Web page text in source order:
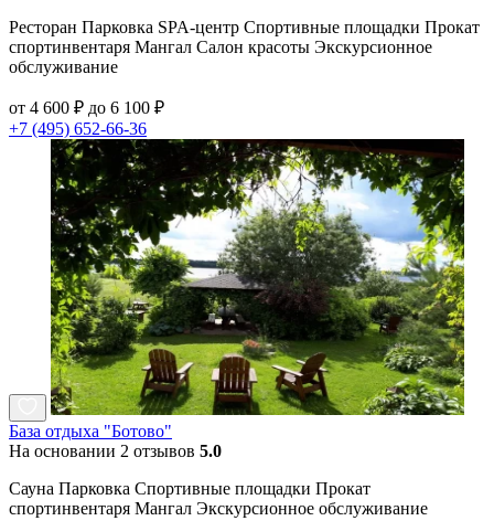
Ресторан Парковка SPA-центр Спортивные площадки Прокат
спортинвентаря Мангал Салон красоты Экскурсионное
обслуживание
от 4 600 ₽ до 6 100 ₽
+7 (495) 652-66-36
База отдыха "Ботово"
На основании 2 отзывов 5.0
Сауна Парковка Спортивные площадки Прокат
спортинвентаря Мангал Экскурсионное обслуживание